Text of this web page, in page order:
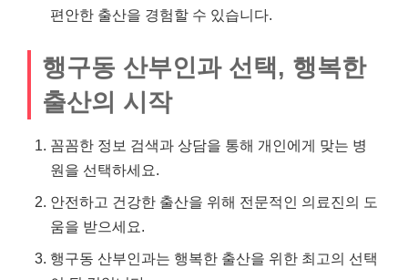
편안한 출산을 경험할 수 있습니다.
행구동 산부인과 선택, 행복한
출산의 시작
꼼꼼한 정보 검색과 상담을 통해 개인에게 맞는 병
원을 선택하세요.
안전하고 건강한 출산을 위해 전문적인 의료진의 도
움을 받으세요.
행구동 산부인과는 행복한 출산을 위한 최고의 선택